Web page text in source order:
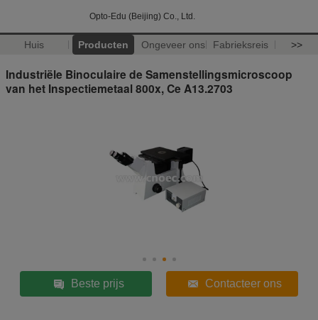
Opto-Edu (Beijing) Co., Ltd.
Huis Producten Ongeveer ons Fabrieksreis >>
Industriële Binoculaire de Samenstellingsmicroscoop
van het Inspectiemetaal 800x, Ce A13.2703
Beste prijs Contacteer ons